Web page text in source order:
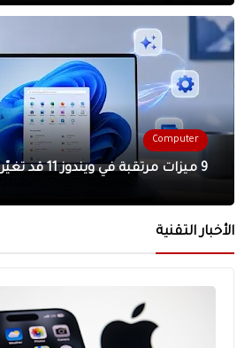
Computer
9 ميزات مرتقبة في ويندوز 11 قد تغيّر تجربتك بالكامل
الأخبار التقنية